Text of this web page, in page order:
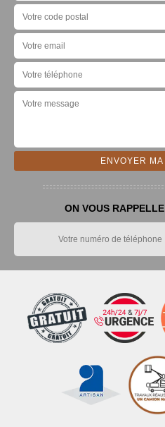
ON VOUS